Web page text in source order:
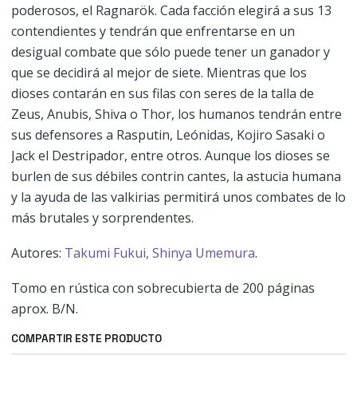
poderosos, el Ragnarök. Cada facción elegirá a sus 13
contendientes y tendrán que enfrentarse en un
desigual combate que sólo puede tener un ganador y
que se decidirá al mejor de siete. Mientras que los
dioses contarán en sus filas con seres de la talla de
Zeus, Anubis, Shiva o Thor, los humanos tendrán entre
sus defensores a Rasputin, Leónidas, Kojiro Sasaki o
Jack el Destripador, entre otros. Aunque los dioses se
burlen de sus débiles contrin cantes, la astucia humana
y la ayuda de las valkirias permitirá unos combates de lo
más brutales y sorprendentes.
Autores: Takumi Fukui, Shinya Umemura.
Tomo en rústica con sobrecubierta de 200 páginas
aprox. B/N.
COMPARTIR ESTE PRODUCTO